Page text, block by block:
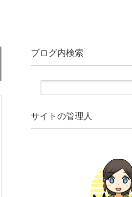
ブログ内検索
サイトの管理人